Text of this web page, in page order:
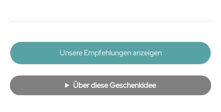
Unsere Empfehlungen anzeigen
Über diese Geschenkidee